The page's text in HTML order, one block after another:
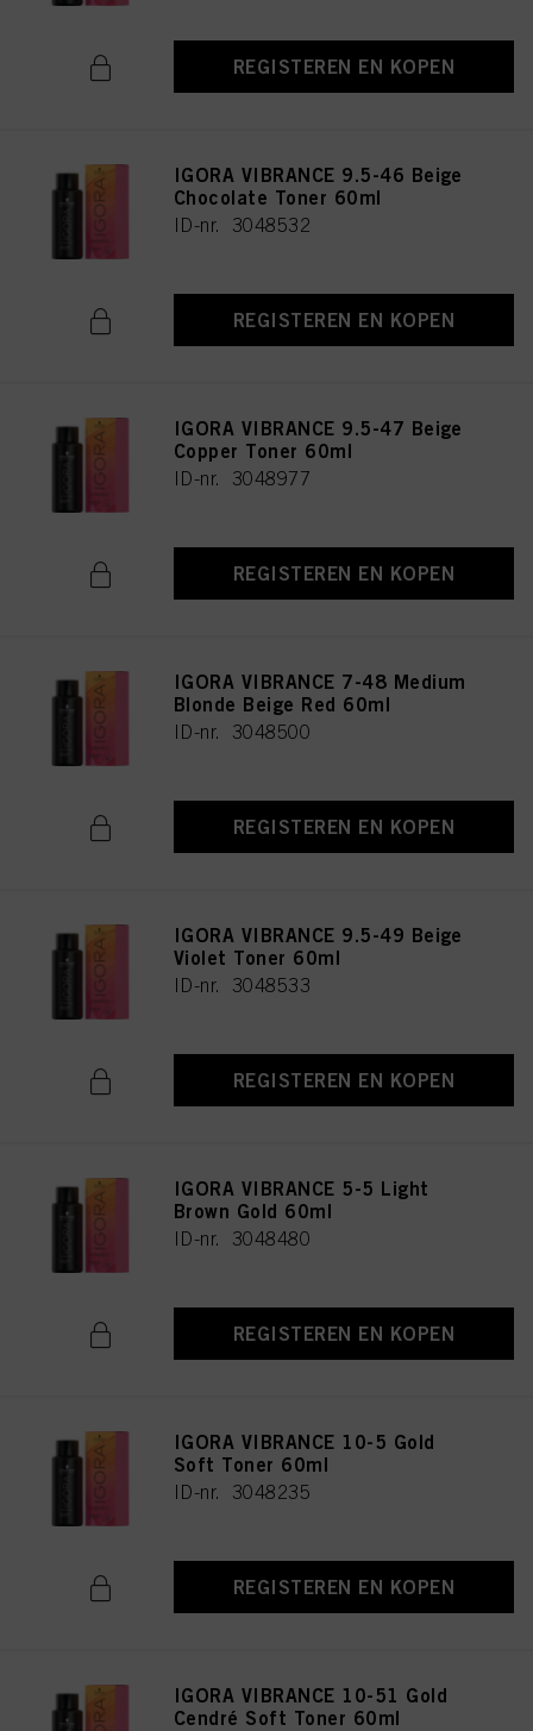
REGISTEREN EN KOPEN
IGORA VIBRANCE 9.5-46 Beige
Chocolate Toner 60ml
ID-nr. 3048532
REGISTEREN EN KOPEN
IGORA VIBRANCE 9.5-47 Beige
Copper Toner 60ml
ID-nr. 3048977
REGISTEREN EN KOPEN
IGORA VIBRANCE 7-48 Medium
Blonde Beige Red 60ml
ID-nr. 3048500
REGISTEREN EN KOPEN
IGORA VIBRANCE 9.5-49 Beige
Violet Toner 60ml
ID-nr. 3048533
REGISTEREN EN KOPEN
IGORA VIBRANCE 5-5 Light
Brown Gold 60ml
ID-nr. 3048480
REGISTEREN EN KOPEN
IGORA VIBRANCE 10-5 Gold
Soft Toner 60ml
ID-nr. 3048235
REGISTEREN EN KOPEN
IGORA VIBRANCE 10-51 Gold
Cendré Soft Toner 60ml